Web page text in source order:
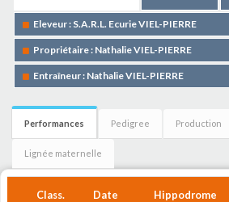
Eleveur : S.A.R.L. Ecurie VIEL-PIERRE
Propriétaire : Nathalie VIEL-PIERRE
Entraîneur : Nathalie VIEL-PIERRE
Performances Pedigree Production
Lignée maternelle
Class. Date Hippodrome